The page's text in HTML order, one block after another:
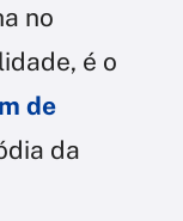
no
é o
de
da